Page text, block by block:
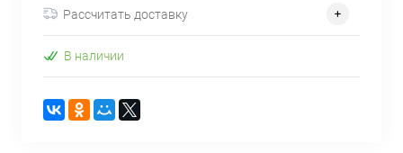
Рассчитать доставку
В наличии